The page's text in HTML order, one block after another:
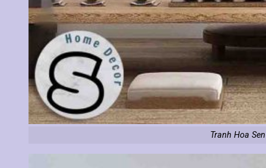
Tranh Hoa